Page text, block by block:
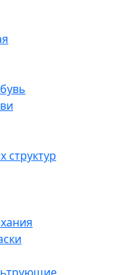
структур